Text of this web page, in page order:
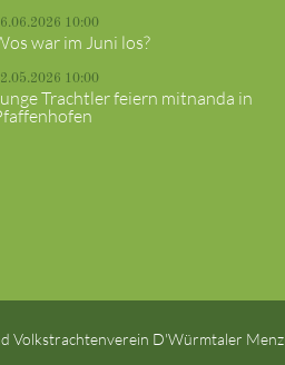
10:00
war im Juni los?
10:00
Trachtler feiern mitnanda in
Volkstrachtenverein D'Würmtaler